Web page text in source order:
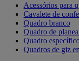
Acessórios para
Cavalete de
Quadro branco
Quadro de
Quadro
Quadros de giz